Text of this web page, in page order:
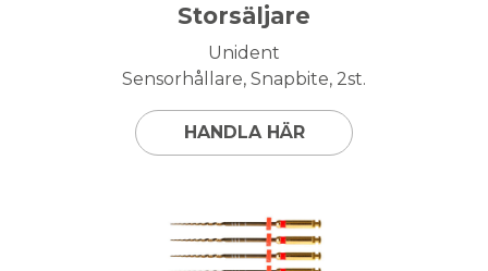
Storsäljare
Unident
Sensorhållare, Snapbite, 2st.
HANDLA HÄR